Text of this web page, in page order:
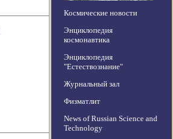
Космические новости
Энциклопедия
космонавтика
Энциклопедия
"Естествознание"
Журнальный зал
Физматлит
News of Russian Science and
Technology